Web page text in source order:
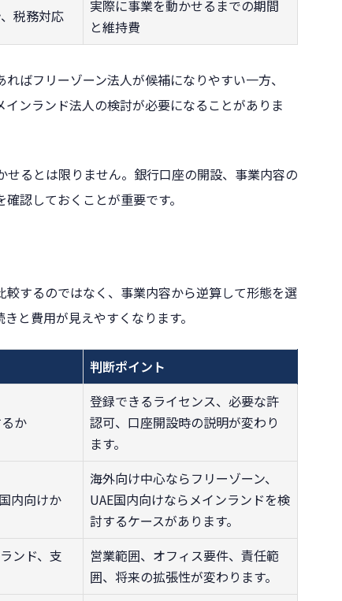
税務対応
実際に事業を動かせるまでの期間
と維持費
ばフリーゾーン法人が候補になりやすい一方、
ンランド法人の検討が必要になることがありま
るとは限りません。銀行口座の開設、事業内容の
認しておくことが重要です。
するのではなく、事業内容から逆算して形態を選
と費用が見えやすくなります。
判断ポイント
か
登録できるライセンス、必要な許
認可、口座開設時の説明が変わり
ます。
内向けか
海外向け中心ならフリーゾーン、
UAE国内向けならメインランドを検
討するケースがあります。
ンド、支
営業範囲、オフィス要件、責任範
囲、将来の拡張性が変わります。